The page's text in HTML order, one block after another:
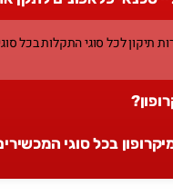
תיקון לכל סוגי התקלות בכל
בכל סוגי